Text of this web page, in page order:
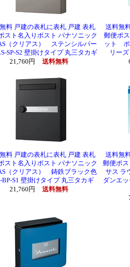
料 戸建の表札に表札 戸建 表札
スト名入りポスト パナソニック
（クリアス） ステンシルバー
SP-S2 壁掛けタイプ 丸三タカギ
21,760円
送料無料
送料無
郵便ポ
ット ポ
リー
料 戸建の表札に表札 戸建 表札
スト名入りポスト パナソニック
（クリアス） 鋳鉄ブラック色
BP-S1 壁掛けタイプ 丸三タカギ
21,760円
送料無料
送料無
郵便ポ
サス ラ
ダンエ